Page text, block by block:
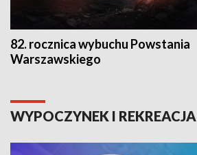
82. rocznica wybuchu Powstania
Warszawskiego
WYPOCZYNEK I REKREACJA